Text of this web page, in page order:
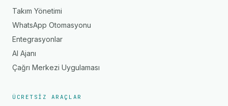
Takım Yönetimi
WhatsApp Otomasyonu
Entegrasyonlar
AI Ajanı
Çağrı Merkezi Uygulaması
ÜCRETSIZ ARAÇLAR